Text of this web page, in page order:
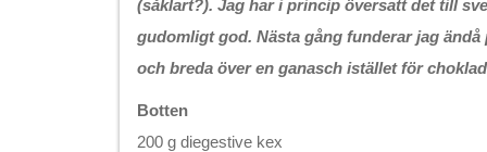
(såklart?). Jag har i princip översatt det till
gudomligt god. Nästa gång funderar jag ändå
och breda över en ganasch istället för
Botten
200 g diegestive kex